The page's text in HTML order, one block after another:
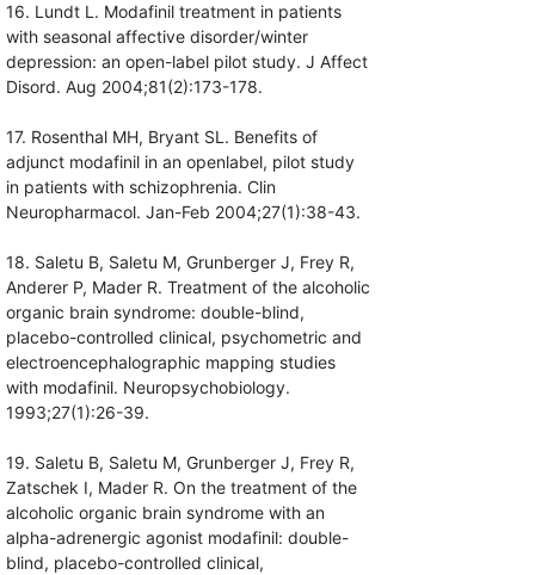
16. Lundt L. Modafinil treatment in patients
with seasonal affective disorder/winter
depression: an open-label pilot study. J Affect
Disord. Aug 2004;81(2):173-178.
17. Rosenthal MH, Bryant SL. Benefits of
adjunct modafinil in an openlabel, pilot study
in patients with schizophrenia. Clin
Neuropharmacol. Jan-Feb 2004;27(1):38-43.
18. Saletu B, Saletu M, Grunberger J, Frey R,
Anderer P, Mader R. Treatment of the alcoholic
organic brain syndrome: double-blind,
placebo-controlled clinical, psychometric and
electroencephalographic mapping studies
with modafinil. Neuropsychobiology.
1993;27(1):26-39.
19. Saletu B, Saletu M, Grunberger J, Frey R,
Zatschek I, Mader R. On the treatment of the
alcoholic organic brain syndrome with an
alpha-adrenergic agonist modafinil: double-
blind, placebo-controlled clinical,